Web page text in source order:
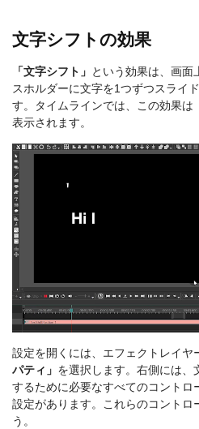
文字シフトの効果
「文字シフト」 という効果は、画面
スホルダーに文字を1つずつスライ
す。タイムラインでは、この効果は
表示されます。
設定を開くには、エフェクトレイヤ
パティ」 を選択します。右側には、
するために必要なすべてのコントロ
設定があります。これらのコントロ
う。